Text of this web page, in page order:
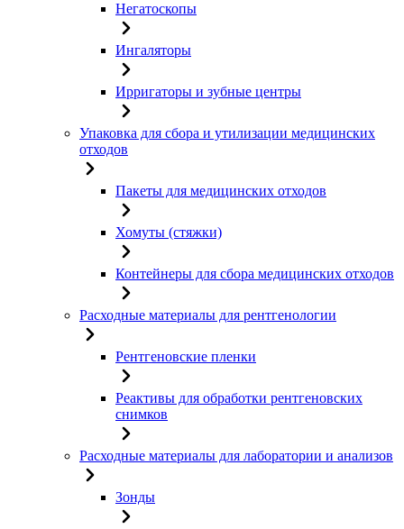
Негатоскопы
Ингаляторы
Ирригаторы и зубные центры
Упаковка для сбора и утилизации медицинских
отходов
Пакеты для медицинских отходов
Хомуты (стяжки)
Контейнеры для сбора медицинских отходов
Расходные материалы для рентгенологии
Рентгеновские пленки
Реактивы для обработки рентгеновских
снимков
Расходные материалы для лаборатории и анализов
Зонды